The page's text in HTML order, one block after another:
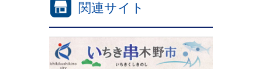
関連サイト